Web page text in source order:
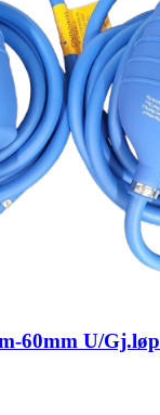
60mm U/Gj.løp